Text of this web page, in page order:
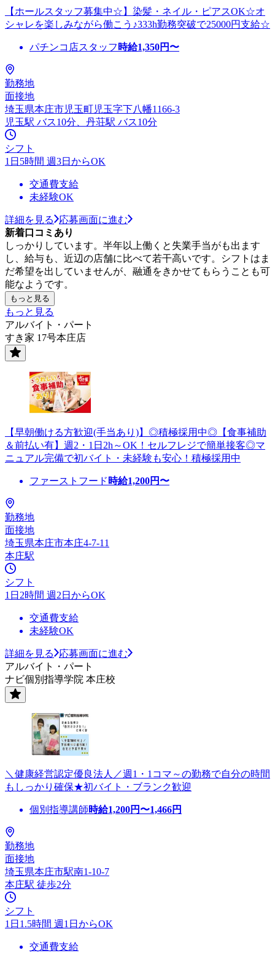
【ホールスタッフ募集中☆】染髪・ネイル・ピアスOK☆オ
シャレを楽しみながら働こう♪333h勤務突破で25000円支給☆
パチンコ店スタッフ 時給1,350円〜
勤務地
面接地
埼玉県本庄市児玉町児玉字下八幡1166-3
児玉駅 バス10分、丹荘駅 バス10分
シフト
1日5時間 週3日からOK
交通費支給
未経験OK
詳細を見る
応募画面に進む
新着口コミあり
しっかりしています。半年以上働くと失業手当がも出ます
し、給与も、近辺の店舗に比べて若干高いです。シフトはま
だ希望を出していませんが、融通をきかせてもらうことも可
能なようです。
もっと見る
もっと見る
アルバイト・パート
すき家 17号本庄店
【早朝働ける方歓迎(手当あり)】◎積極採用中◎【食事補助
＆前払い有】週2・1日2h～OK！セルフレジで簡単接客◎マ
ニュアル完備で初バイト・未経験も安心！積極採用中
ファーストフード 時給1,200円〜
勤務地
面接地
埼玉県本庄市本庄4-7-11
本庄駅
シフト
1日2時間 週2日からOK
交通費支給
未経験OK
詳細を見る
応募画面に進む
アルバイト・パート
ナビ個別指導学院 本庄校
＼健康経営認定優良法人／週1・1コマ～の勤務で自分の時間
もしっかり確保★初バイト・ブランク歓迎
個別指導講師時給1,200円〜1,466円
勤務地
面接地
埼玉県本庄市駅南1-10-7
本庄駅 徒歩2分
シフト
1日1.5時間 週1日からOK
交通費支給